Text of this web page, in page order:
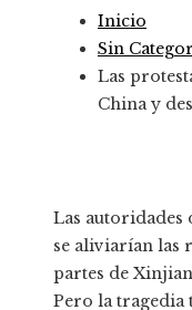
Inicio
Sin
Las
China y
Las autoridades
se aliviarían las
partes de
Pero la